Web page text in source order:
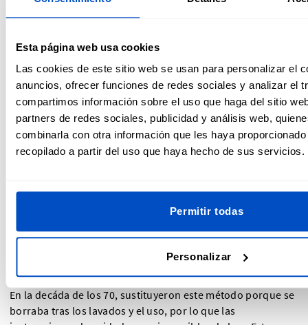
Esta página web usa cookies
Las cookies de este sitio web se usan para personalizar el
anuncios, ofrecer funciones de redes sociales y analizar el
compartimos información sobre el uso que haga del sitio
partners de redes sociales, publicidad y análisis web,
combinarla con otra información que les haya
recopilado a partir del uso que haya hecho de sus servicios.
Permitir todas
Personalizar
Etiqueta de lavado y composición de Levi's
La etiqueta de lavado y composición de Levi's puede que no
sea tan distintiva como las otras dos etiquetas exteriores.
y la apariencia, y, a medida que las tecnologías han ido
avanzando, también lo han hecho sus etiquetas.
prendas, Levi’s estampaba las suyas directamente en la tela
interior de los vaqueros, en el forro de algodón del bolsillo.
En la decáda de los 70, sustituyeron este método porque se
borraba tras los lavados y el uso, por lo que las